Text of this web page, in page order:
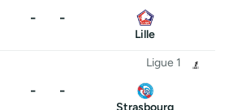
- -
Lille
Ligue 1
- -
Strasbourg